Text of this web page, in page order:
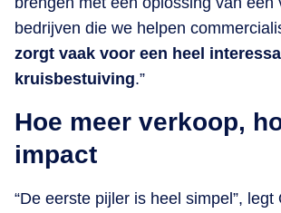
bedrijven die we helpen
zorgt vaak voor een heel
kruisbestuiving.”
Hoe meer verkoop,
impact
“De eerste pijler is heel simpel”, legt